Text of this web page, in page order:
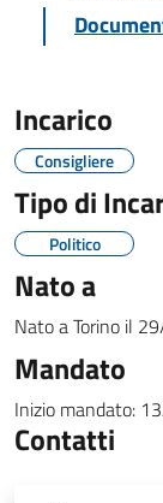
Incarico
Consigliere
Tipo di
Politico
Nato a
Nato aTorino il
Mandato
Inizio mandato:
Contatti